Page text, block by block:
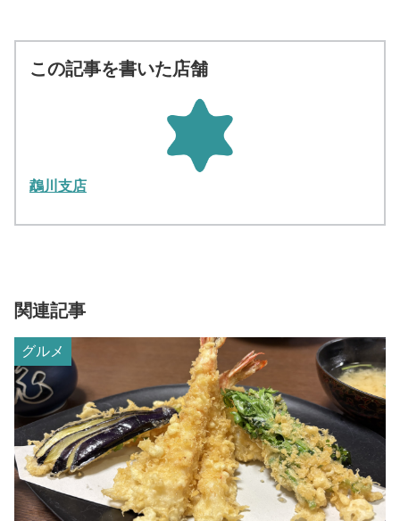
この記事を書いた店舗
鵡川支店
関連記事
グルメ